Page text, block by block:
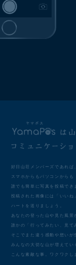
好日山荘メンバーズであれば
スマホからもパソコンからも
誰でも簡単に写真を投稿でき
投稿された画像には「いいね
ハートを送りましょう。
あなたの登った山や見た風景
誰かの「行ってみたい、見て
そこでまた違う感動や想いが
みんなの大切な山が増えてい
こんな素敵な事。ワクワクし